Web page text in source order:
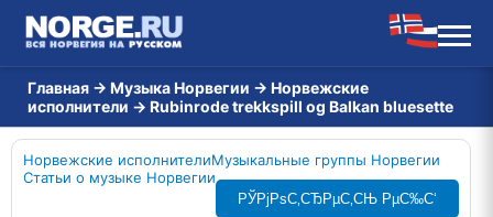
Главная → Музыка Норвегии → Норвежские
исполнители → Rubinrode trekkspill og Balkan bluesette
Норвежские исполнителиМузыкальные группы Норвегии
Статьи о музыке Норвегии
РЎРјРѕС‚СЂРµС‚СЊ РµС‰С‘